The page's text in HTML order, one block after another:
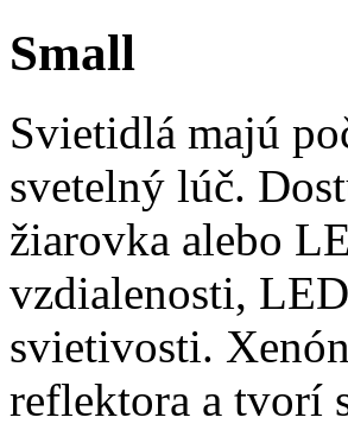
Small
Svietidlá majú
svetelný lúč.
žiarovka alebo
vzdialenosti,
svietivosti.
reflektora a tvorí